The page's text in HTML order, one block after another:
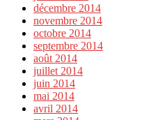
décembre 2014
novembre 2014
octobre 2014
septembre 2014
août 2014
juillet 2014
juin 2014
mai 2014
avril 2014